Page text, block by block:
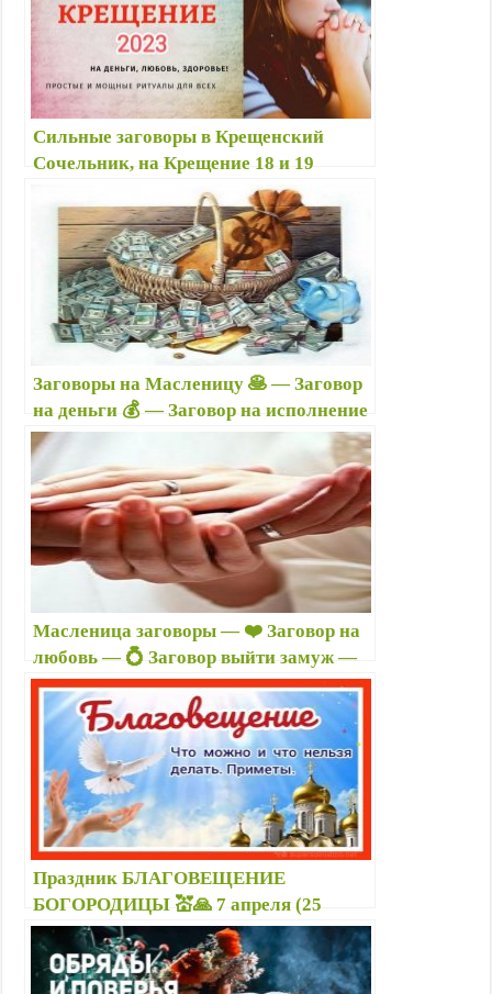
o
p
a
m
a
s
n
i
k
i
e
s
r
Сильные заговоры в Крещенский
Сочельник, на Крещение 18 и 19
января 2025 — Заговоры на
крещенском снеге и воде на удачу,
достаток, здоровье
Заговоры на Масленицу 🥞 — Заговор
на деньги 💰 — Заговор на исполнение
желания 🍀 — Заговор от зависти;
оберег от ведьм
Масленица заговоры — ❤️ Заговор на
любовь — 💍 Заговор выйти замуж —
Заговор на верность мужа
Праздник БЛАГОВЕЩЕНИЕ
БОГОРОДИЦЫ 💒🙏 7 апреля (25
марта) : приметы, что можно и нельзя
делать, молитвы, заговоры